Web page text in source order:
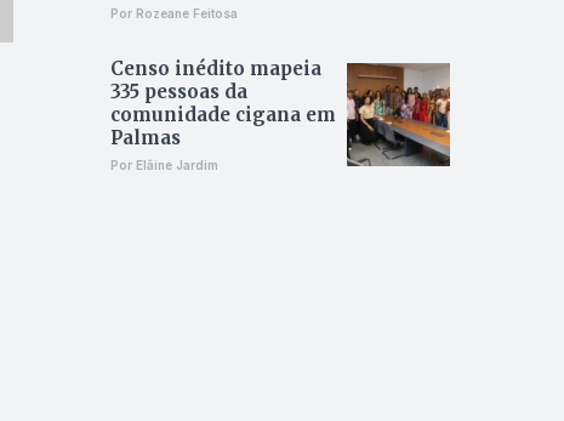
Por Rozeane Feitosa
Censo inédito mapeia
335 pessoas da
comunidade cigana em
Palmas
Por Elâine Jardim